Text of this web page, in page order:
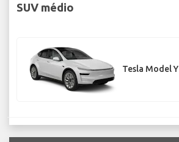
SUV médio
Tesla Model Y